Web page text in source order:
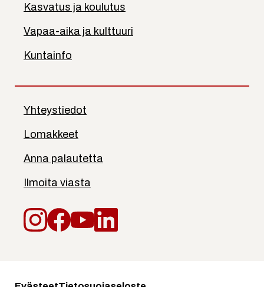
Kasvatus ja koulutus
Vapaa-aika ja kulttuuri
Kuntainfo
Yhteystiedot
Lomakkeet
Anna palautetta
Ilmoita viasta
Instagram
Facebook
YouTube
LinkedIn